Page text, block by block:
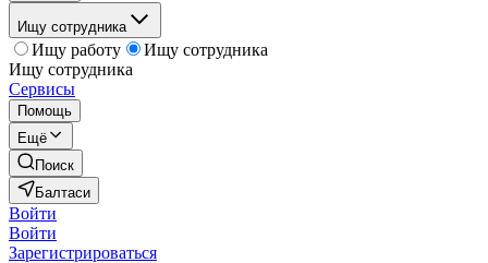
Ищу сотрудника
Ищу работу
Ищу сотрудника
Ищу сотрудника
Сервисы
Помощь
Ещё
Поиск
Балтаси
Войти
Войти
Зарегистрироваться